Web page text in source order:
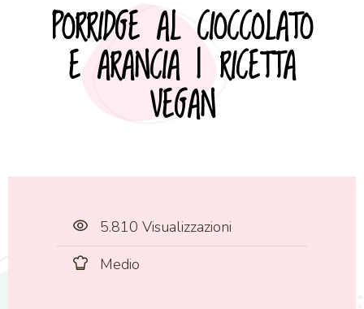
PORRIDGE AL CIOCCOLATO
E ARANCIA | RICETTA
VEGAN
5.810 Visualizzazioni
Medio